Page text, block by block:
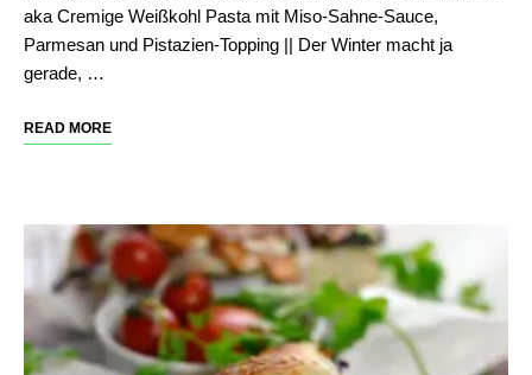
aka Cremige Weißkohl Pasta mit Miso-Sahne-Sauce,
Parmesan und Pistazien-Topping || Der Winter macht ja
gerade, …
READ MORE